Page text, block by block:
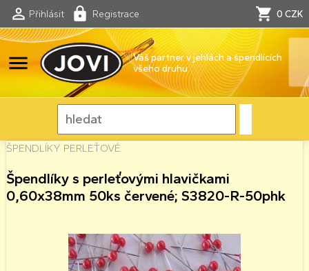
Přihlásit Registrace 0 CZK
menu
Váš partner v jehlách a špendlících
všeho druhu
ŠPENDLÍKY PERLEŤOVÉ
Špendlíky s perleťovými hlavičkami
0,60x38mm 50ks červené; S3820-R-50phk